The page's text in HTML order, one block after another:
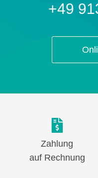
+49
Zahlung
auf Rechnung